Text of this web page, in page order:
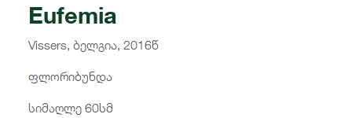
Eufemia
Vissers, ბელგია, 2016წ
ფლორიბუნდა
სიმაღლე 60სმ